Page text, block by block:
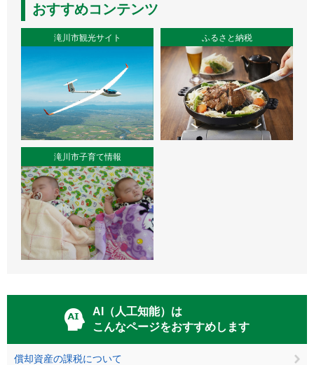
おすすめコンテンツ
滝川市観光サイト ふるさと納税
滝川市子育て情報
AI（人工知能）は
こんなページをおすすめします
償却資産の課税について